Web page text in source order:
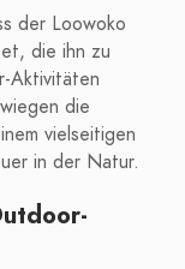
der Loowoko
die ihn zu
Aktivitäten
die
vielseitigen
in der Natur.